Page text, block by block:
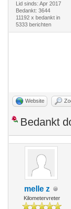
Lid sinds: Apr 2017
Bedankt: 3644
11192 x bedankt in
5333 berichten
Website
Bedankt
melle z
Kilometervreter